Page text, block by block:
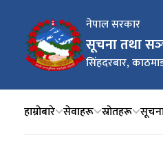
नेपाल सरकार
सूचना तथा
सिंहदरबार,
हाम्रोबारे सेवाहरू स्रोतहरू